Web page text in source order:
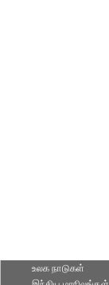
உலக நாடுகள்